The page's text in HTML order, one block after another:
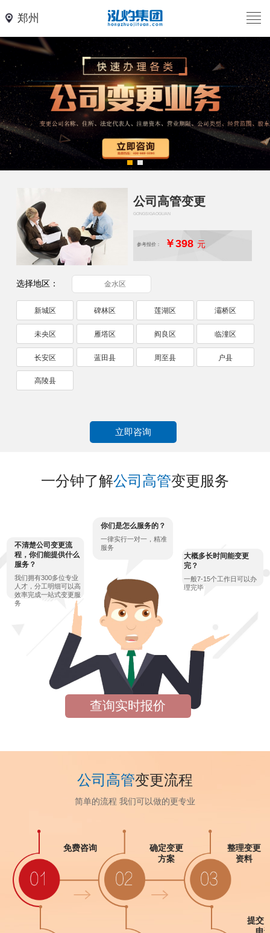
郑州
公司高管变更
GONGSIGAOGUAN
选择地区： 金水区
新城区 碑林区 莲湖区 灞桥区
未央区 雁塔区 阎良区 临潼区
长安区 蓝田县 周至县 户县
高陵县
参考报价： ￥398 元
立即咨询
一分钟了解公司高管变更服务
不清楚公司变更流
程，你们能提供什么
服务？
我们拥有300多位专业
人才，分工明细可以高
效率完成一站式变更服
务
你们是怎么服务的？
一律实行一对一，精准
服务
大概多长时间能变更
完？
一般7-15个工作日可以办
理完毕
查询实时报价
公司高管变更流程
简单的流程 我们可以做的更专业
免费咨询
确定变更
方案
整理变更
资料
提交网上